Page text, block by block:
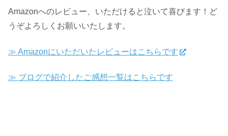
Amazonへのレビュー、いただけると泣いて喜びます！ど
うぞよろしくお願いいたします。
≫ Amazonにいただいたレビューはこちらです
≫ ブログで紹介したご感想一覧はこちらです